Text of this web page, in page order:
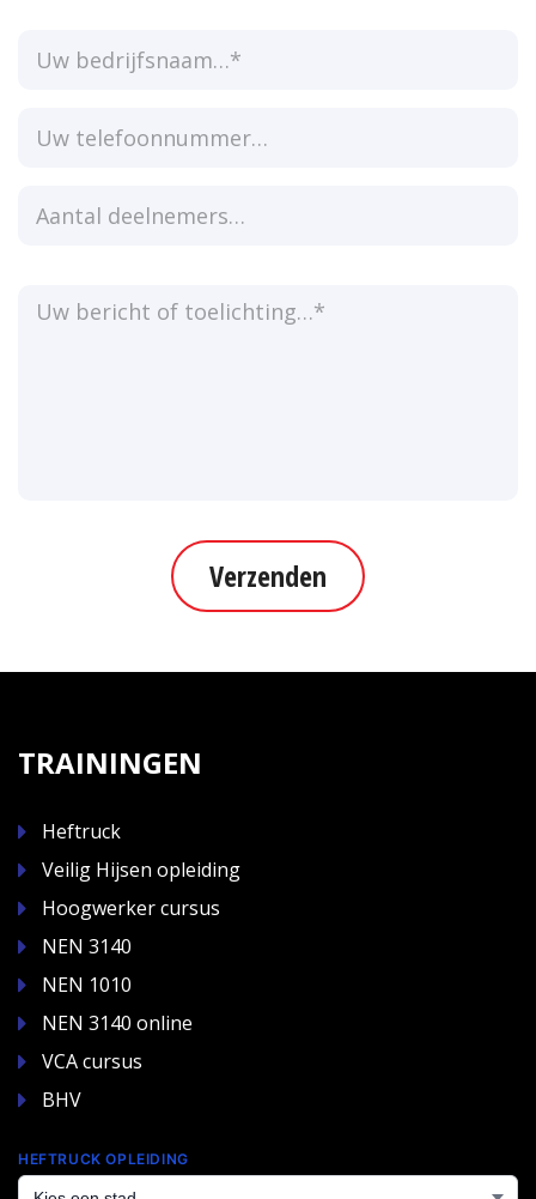
Verzenden
TRAININGEN
Heftruck
Veilig Hijsen opleiding
Hoogwerker cursus
NEN 3140
NEN 1010
NEN 3140 online
VCA cursus
BHV
HEFTRUCK OPLEIDING